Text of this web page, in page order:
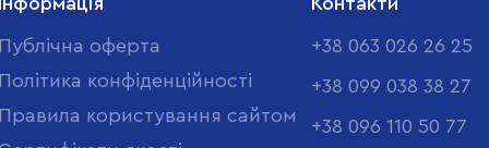
оферта
конфіденційності
користування сайтом
+38 063 026 26 25
+38 099 038 38 27
+38 096 110 50 77